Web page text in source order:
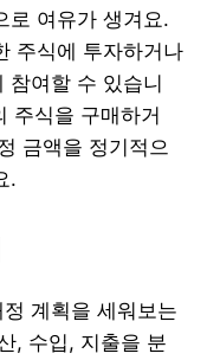
로 여유가 생겨요.
주식에 투자하거나
참여할 수 있습니
주식을 구매하거
금액을 정기적으
.
계획을 세워보는
, 수입, 지출을 분